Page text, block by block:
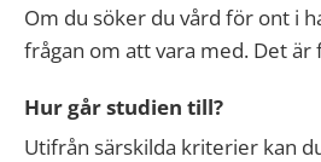
Om du söker du vård för ont i
frågan om att vara med. Det
Hur går studien till?
Utifrån särskilda kriterier kan